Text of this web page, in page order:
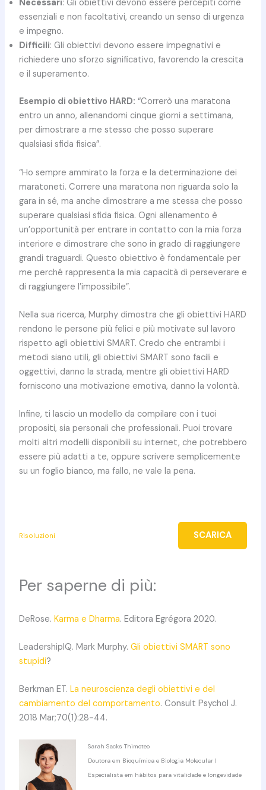
Necessari: Gli obiettivi devono essere percepiti come
essenziali e non facoltativi, creando un senso di urgenza
e impegno.
Difficili: Gli obiettivi devono essere impegnativi e
richiedere uno sforzo significativo, favorendo la crescita
e il superamento.
Esempio di obiettivo HARD: “Correrò una maratona
entro un anno, allenandomi cinque giorni a settimana,
per dimostrare a me stesso che posso superare
qualsiasi sfida fisica”.
“Ho sempre ammirato la forza e la determinazione dei
maratoneti. Correre una maratona non riguarda solo la
gara in sé, ma anche dimostrare a me stessa che posso
superare qualsiasi sfida fisica. Ogni allenamento è
un’opportunità per entrare in contatto con la mia forza
interiore e dimostrare che sono in grado di raggiungere
grandi traguardi. Questo obiettivo è fondamentale per
me perché rappresenta la mia capacità di perseverare e
di raggiungere l’impossibile”.
Nella sua ricerca, Murphy dimostra che gli obiettivi HARD
rendono le persone più felici e più motivate sul lavoro
rispetto agli obiettivi SMART. Credo che entrambi i
metodi siano utili, gli obiettivi SMART sono facili e
oggettivi, danno la strada, mentre gli obiettivi HARD
forniscono una motivazione emotiva, danno la volontà.
Infine, ti lascio un modello da compilare con i tuoi
propositi, sia personali che professionali. Puoi trovare
molti altri modelli disponibili su internet, che potrebbero
essere più adatti a te, oppure scrivere semplicemente
su un foglio bianco, ma fallo, ne vale la pena.
Risoluzioni SCARICA
Per saperne di più:
DeRose. Karma e Dharma. Editora Egrégora 2020.
LeadershipIQ. Mark Murphy. Gli obiettivi SMART sono
stupidi?
Berkman ET. La neuroscienza degli obiettivi e del
cambiamento del comportamento. Consult Psychol J.
2018 Mar;70(1):28-44.
Sarah Sacks Thimoteo
Doutora em Bioquímica e Biologia Molecular |
Especialista em hábitos para vitalidade e longevidade